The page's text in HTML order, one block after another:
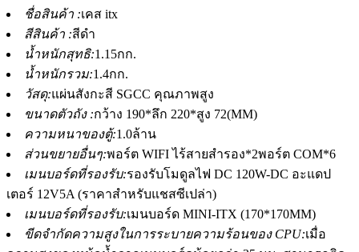
ชื่อสินค้า :เคส itx
สีสินค้า :สีดำ
น้ำหนักสุทธิ:1.15กก.
น้ำหนักรวม:1.4กก.
วัสดุ:แผ่นสังกะสี SGCC คุณภาพสูง
ขนาดตัวถัง :กว้าง 190*ลึก 220*สูง 72(MM)
ความหนาของตู้:1.0ล้าน
ส่วนขยายอื่นๆ:พอร์ต WIFI ไร้สายสำรอง*2พอร์ต COM*6
เมนบอร์ดที่รองรับ:รองรับโมดูลไฟ DC 120W-DC อะแดป
เตอร์ 12V5A (ราคาสำหรับแชสซีเปล่า)
เมนบอร์ดที่รองรับ:เมนบอร์ด MINI-ITX (170*170MM)
ขีดจำกัดความสูงในการระบายความร้อนของ CPU:เมื่อ